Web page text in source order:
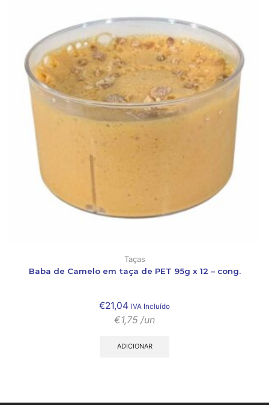
Taças
Baba de Camelo em taça de PET 95g x 12 – cong.
€21,04 IVA Incluído
€1,75 /un
ADICIONAR